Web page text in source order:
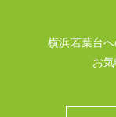
横浜若葉台
お